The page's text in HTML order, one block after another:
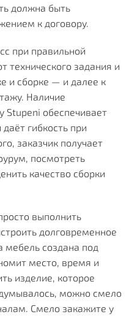
должна быть
к договору.
при правильной
технического задания и
и сборке — и далее к
Наличие
Stupeni обеспечивает
гибкость при
заказчик получает
посмотреть
качество сборки
выполнить
долговременное
мебель создана под
место, время и
изделие, которое
можно смело
Смело закажите у